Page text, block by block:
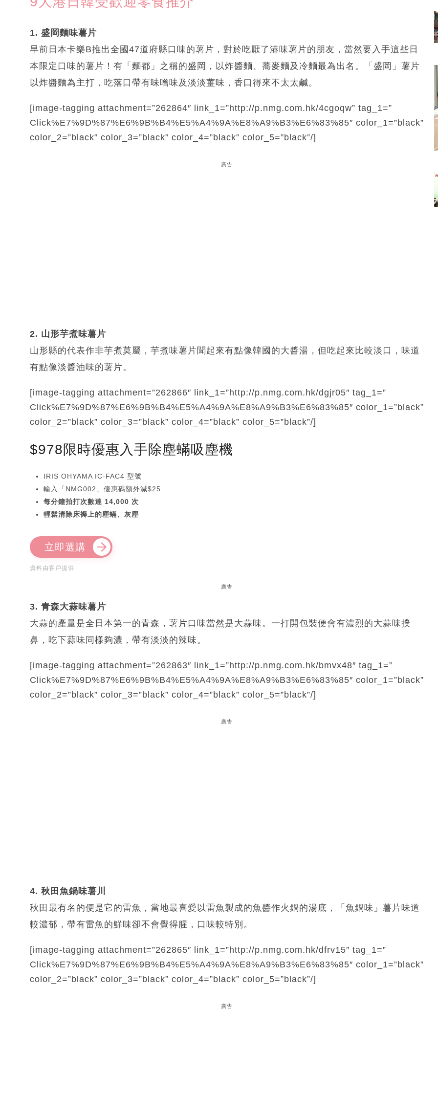
1. 盛岡麵味薯片
早前日本卡樂B推出全國47道府縣口味的薯片，對於吃厭了港味薯片的朋友，當然要入手這些日
本限定口味的薯片！有「麵都」之稱的盛岡，以炸醬麵、蕎麥麵及冷麵最為出名。「盛岡」薯片
以炸醬麵為主打，吃落口帶有味噌味及淡淡薑味，香口得來不太太鹹。
[image-tagging attachment=”262864″ link_1=”http://p.nmg.com.hk/4cgoqw” tag_1=”
Click%E7%9D%87%E6%9B%B4%E5%A4%9A%E8%A9%B3%E6%83%85″ color_1=”black”
color_2=”black” color_3=”black” color_4=”black” color_5=”black”/]
廣告
2. 山形芋煮味薯片
山形縣的代表作非芋煮莫屬，芋煮味薯片聞起來有點像韓國的大醬湯，但吃起來比較淡口，味道
有點像淡醬油味的薯片。
[image-tagging attachment=”262866″ link_1=”http://p.nmg.com.hk/dgjr05″ tag_1=”
Click%E7%9D%87%E6%9B%B4%E5%A4%9A%E8%A9%B3%E6%83%85″ color_1=”black”
color_2=”black” color_3=”black” color_4=”black” color_5=”black”/]
$978限時優惠入手除塵蟎吸塵機
IRIS OHYAMA IC-FAC4 型號
輸入「NMG002」優惠碼額外減$25
每分鐘拍打次數達 14,000 次
輕鬆清除床褥上的塵蟎、灰塵
立即選購
資料由客戶提供
廣告
3. 青森大蒜味薯片
大蒜的產量是全日本第一的青森，薯片口味當然是大蒜味。一打開包裝便會有濃烈的大蒜味撲
鼻，吃下蒜味同樣夠濃，帶有淡淡的辣味。
[image-tagging attachment=”262863″ link_1=”http://p.nmg.com.hk/bmvx48″ tag_1=”
Click%E7%9D%87%E6%9B%B4%E5%A4%9A%E8%A9%B3%E6%83%85″ color_1=”black”
color_2=”black” color_3=”black” color_4=”black” color_5=”black”/]
廣告
4. 秋田魚鍋味薯川
秋田最有名的便是它的雷魚，當地最喜愛以雷魚製成的魚醬作火鍋的湯底，「魚鍋味」薯片味道
較濃郁，帶有雷魚的鮮味卻不會覺得腥，口味較特別。
[image-tagging attachment=”262865″ link_1=”http://p.nmg.com.hk/dfrv15″ tag_1=”
Click%E7%9D%87%E6%9B%B4%E5%A4%9A%E8%A9%B3%E6%83%85″ color_1=”black”
color_2=”black” color_3=”black” color_4=”black” color_5=”black”/]
廣告